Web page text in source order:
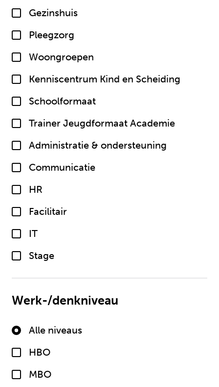
Gezinshuis
Pleegzorg
Woongroepen
Kenniscentrum Kind en Scheiding
Schoolformaat
Trainer Jeugdformaat Academie
Administratie & ondersteuning
Communicatie
HR
Facilitair
IT
Stage
Werk-/denkniveau
Alle niveaus
HBO
MBO